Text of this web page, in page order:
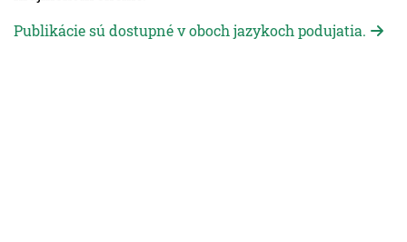
Publikácie sú dostupné v oboch jazykoch podujatia.